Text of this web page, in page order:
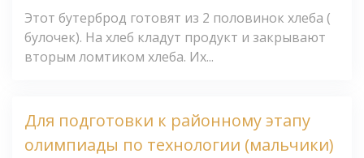
Этот бутерброд готовят из 2 половинок хлеба (
булочек). На хлеб кладут продукт и закрывают
вторым ломтиком хлеба. Их...
Для подготовки к районному этапу
олимпиады по технологии (мальчики)